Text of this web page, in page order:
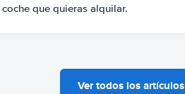
coche que quieras alquilar.
Ver todos los artículos